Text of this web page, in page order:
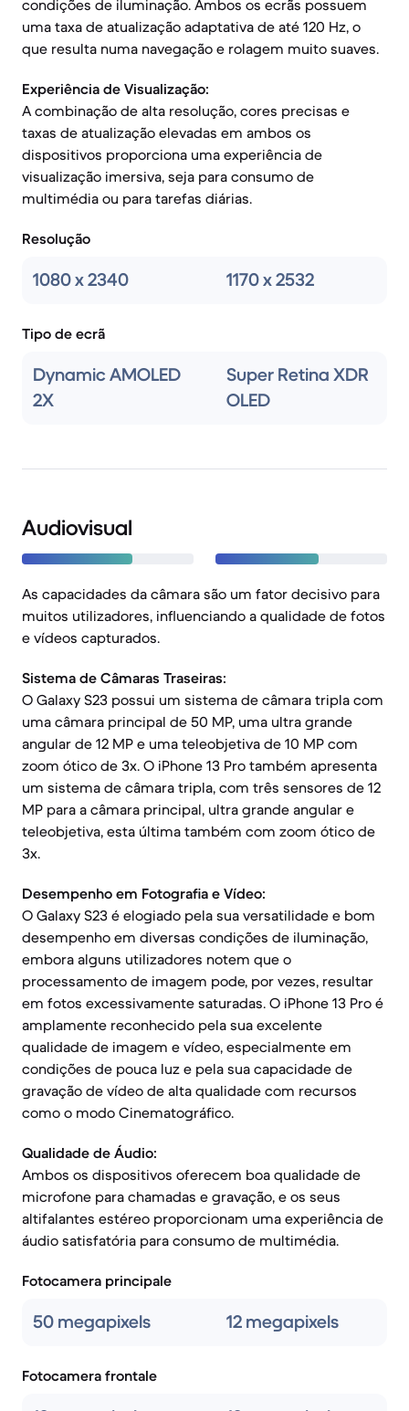
condições de iluminação. Ambos os ecrãs possuem
uma taxa de atualização adaptativa de até 120 Hz, o
que resulta numa navegação e rolagem muito suaves.
Experiência de Visualização:
A combinação de alta resolução, cores precisas e
taxas de atualização elevadas em ambos os
dispositivos proporciona uma experiência de
visualização imersiva, seja para consumo de
multimédia ou para tarefas diárias.
Resolução
1080 x 2340 1170 x 2532
Tipo de ecrã
Dynamic AMOLED
2X
Super Retina XDR
OLED
Audiovisual
As capacidades da câmara são um fator decisivo para
muitos utilizadores, influenciando a qualidade de fotos
e vídeos capturados.
Sistema de Câmaras Traseiras:
O Galaxy S23 possui um sistema de câmara tripla com
uma câmara principal de 50 MP, uma ultra grande
angular de 12 MP e uma teleobjetiva de 10 MP com
zoom ótico de 3x. O iPhone 13 Pro também apresenta
um sistema de câmara tripla, com três sensores de 12
MP para a câmara principal, ultra grande angular e
teleobjetiva, esta última também com zoom ótico de
3x.
Desempenho em Fotografia e Vídeo:
O Galaxy S23 é elogiado pela sua versatilidade e bom
desempenho em diversas condições de iluminação,
embora alguns utilizadores notem que o
processamento de imagem pode, por vezes, resultar
em fotos excessivamente saturadas. O iPhone 13 Pro é
amplamente reconhecido pela sua excelente
qualidade de imagem e vídeo, especialmente em
condições de pouca luz e pela sua capacidade de
gravação de vídeo de alta qualidade com recursos
como o modo Cinematográfico.
Qualidade de Áudio:
Ambos os dispositivos oferecem boa qualidade de
microfone para chamadas e gravação, e os seus
altifalantes estéreo proporcionam uma experiência de
áudio satisfatória para consumo de multimédia.
Fotocamera principale
50 megapixels 12 megapixels
Fotocamera frontale